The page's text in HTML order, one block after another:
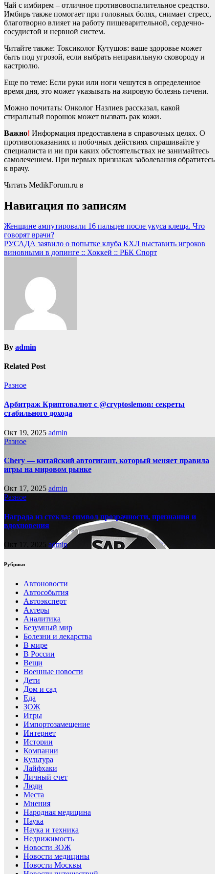
Чай с имбирем – отличное противовоспалительное средство.
Имбирь также помогает при головных болях, снимает стресс,
благотворно влияет на работу пищеварительной, сердечно-
сосудистой и нервной систем.
Читайте также: Токсиколог Кутушов: ваше здоровье может
быть под угрозой, если выбрать неправильную сковороду и
кастрюлю.
Еще по теме: Если руки или ноги чешутся в определенное
время дня, это может указывать на жировую болезнь печени.
Можно почитать: Онколог Назлиев рассказал, какой
стиральный порошок может вызвать рак кожи.
Важно! Информация предоставлена в справочных целях. О
противопоказаниях и побочных действиях спрашивайте у
специалиста и ни при каких обстоятельствах не занимайтесь
самолечением. При первых признаках заболевания обратитесь
к врачу.
Читать MedikForum.ru в
Навигация по записям
Женщине ампутировали 16 пальцев после укуса клеща. Что
говорят врачи?
РУСАДА заявило о попытке клуба КХЛ выставить игроков
виновными в допинге :: Хоккей :: РБК Спорт
By admin
Related Post
Разное
Арбитраж Криптовалют с @cryptoslemon: секреты
стабильного дохода
Окт 19, 2025 admin
Разное
Chery — китайский автогигант, который меняет правила
игры на мировом рынке
Окт 17, 2025 admin
Разное
Награда из стекла: символ прозрачности, признания и
вдохновения
Окт 17, 2025 admin
Рубрики
Автоновости
Автособытия
Автоэксперт
Актеры
Аналитика
Безумный мир
Болезни и лекарства
В мире
В России
Вещи
Военные новости
Дети
Дом и сад
Еда
ЗОЖ
Игры
Импортозамещение
Интернет
Истории
Компании
Культура
Лайфхаки
Личный счет
Люди
Места
Мнения
Народная медицина
Наука
Наука и техника
Недвижимость
Новости ЗОЖ
Новости медицины
Новости Москвы